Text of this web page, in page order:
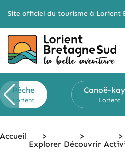
Site officiel du tourisme à Lorient
Pêche
Lorient
Canoë-
Lorient
Accueil
>
Explorer
>
Découvrir
>